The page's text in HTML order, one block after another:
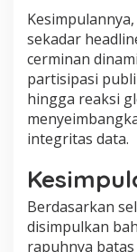
Kesimpulannya,
sekadar
cerminan
partisipasi
hingga reaksi
integritas data.
Berdasarkan
disimpulkan
rapuhnya